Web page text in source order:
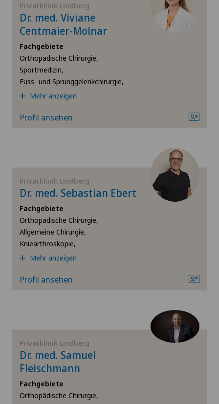
Hallux Valgus
Hals-Nasen-Ohren-Heilkunde (HNO)
Hämatologie
Hüftchirurgie
Hüftimpingement
Hüftprothese
Infektiologie
Kniearthroskopie
Kniechirurgie
Knieprothese | Künstliches Kniegelenk
Privatklinik Lindberg
Dr. med. Viviane
Centmaier-Molnar
Fachgebiete
Orthopädische Chirurgie,
Sportmedizin,
Fuss- und Sprunggelenkchirurgie,
Mehr anzeigen
Profil ansehen
Privatklinik Lindberg
Dr. med. Sebastian Ebert
Fachgebiete
Orthopädische Chirurgie,
Allgemeine Chirurgie,
Kniearthroskopie,
Mehr anzeigen
Profil ansehen
Privatklinik Lindberg
Dr. med. Samuel
Fleischmann
Fachgebiete
Orthopädische Chirurgie,